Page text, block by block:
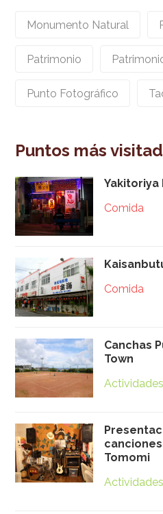
Monumento Natural
Patrimonio
Punto Fotográfico
Puntos más
Yakitoriya
Comida
Comida
Canchas
Town
Tomomi